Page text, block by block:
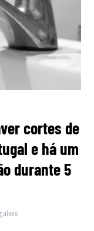
cortes de
e há um
durante 5